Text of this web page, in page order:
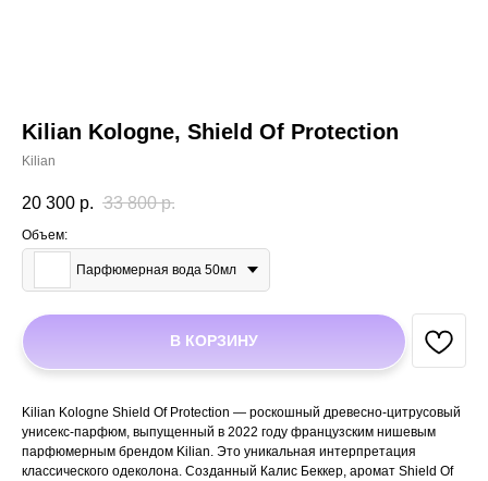
Kilian Kologne, Shield Of Protection
Kilian
20 300 р. 33 800 р.
Объем:
Парфюмерная вода 50мл
В КОРЗИНУ
Kilian Kologne Shield Of Protection — роскошный древесно-цитрусовый
унисекс-парфюм, выпущенный в 2022 году французским нишевым
парфюмерным брендом Kilian. Это уникальная интерпретация
классического одеколона. Созданный Калис Беккер, аромат Shield Of